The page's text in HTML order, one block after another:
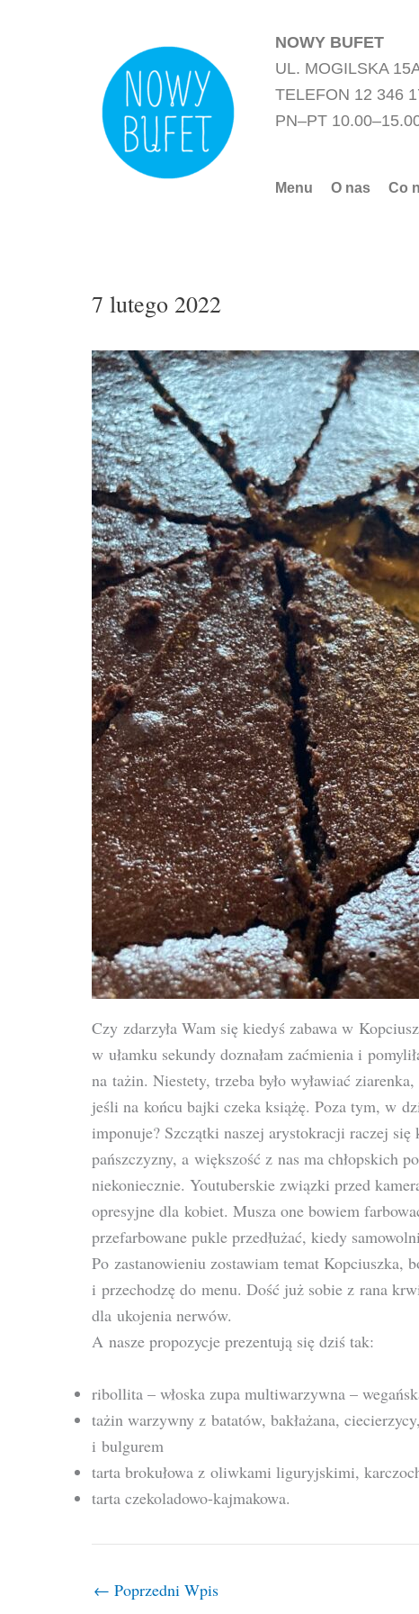
NOWY BUFET
UL. MOGILSKA
TELEFON 12 346
PN–PT
Menu O nas Co
7 lutego 2022
Czy zdarzyła Wam się kiedyś zabawa w
w ułamku sekundy doznałam zaćmienia i
na tażin. Niestety, trzeba było wyławiać
jeśli na końcu bajki czeka książę. Poza tym, w
imponuje? Szczątki naszej arystokracji raczej
pańszczyzny, a większość z nas ma chłopskich
niekoniecznie. Youtuberskie związki przed
opresyjne dla kobiet. Musza one bowiem
przefarbowane pukle przedłużać, kiedy
Po zastanowieniu zostawiam temat Kopciuszka,
i przechodzę do menu. Dość już sobie z rana
dla ukojenia nerwów.
A nasze propozycje prezentują się dziś tak:
ribollita – włoska zupa multiwarzywna –
tażin warzywny z batatów, bakłażana,
i bulgurem
tarta brokułowa z oliwkami liguryjskimi,
tarta czekoladowo-kajmakowa.
← Poprzedni Wpis